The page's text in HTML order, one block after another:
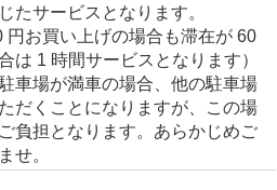
たサービスとなります。
円お買い上げの場合も滞在が 60
は 1 時間サービスとなります）
車場が満車の場合、他の駐車場
だくことになりますが、この場
負担となります。あらかじめご
せ。